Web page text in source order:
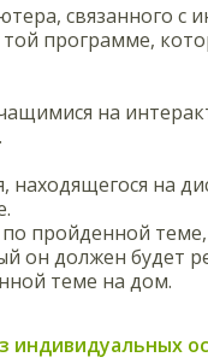
связанного с
программе,
на
находящегося на
пройденной
он должен будет
теме на дом.
индивидуальных